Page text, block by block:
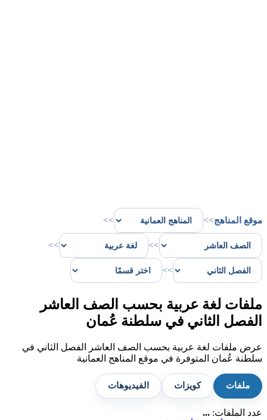
موقع المناهج>>
>>
>>
>>
>>
ملفات لغة عربية بحسب الصف العاشر
الفصل الثاني في سلطنة عُمان
عرض ملفات لغة عربية بحسب الصف العاشر الفصل الثاني في
سلطنة عُمان المتوفرة في موقع المناهج العمانية
ملفات كويزات الفيديوهات
عدد الملفات: ...